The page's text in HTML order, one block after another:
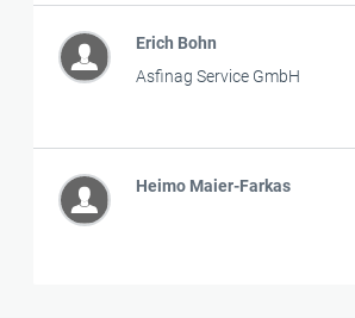
Erich Bohn
Asfinag Service GmbH
Heimo Maier-Farkas